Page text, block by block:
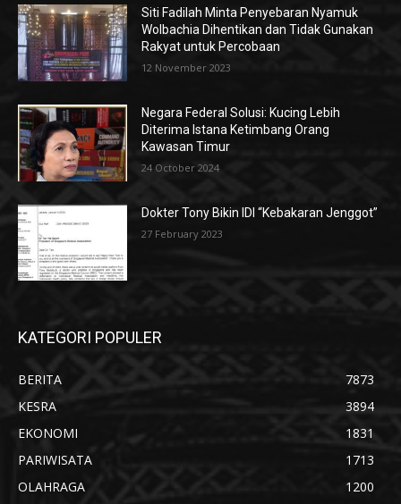
Siti Fadilah Minta Penyebaran Nyamuk
Wolbachia Dihentikan dan Tidak Gunakan
Rakyat untuk Percobaan
12 November 2023
Negara Federal Solusi: Kucing Lebih
Diterima Istana Ketimbang Orang
Kawasan Timur
24 October 2024
Dokter Tony Bikin IDI “Kebakaran Jenggot”
27 February 2023
KATEGORI POPULER
BERITA
7873
KESRA
3894
EKONOMI
1831
PARIWISATA
1713
OLAHRAGA
1200